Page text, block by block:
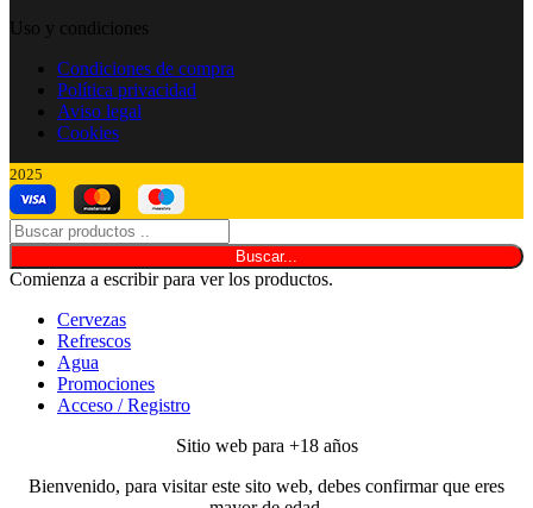
Uso y condiciones
Condiciones de compra
Política privacidad
Aviso legal
Cookies
2025
Buscar...
Comienza a escribir para ver los productos.
Cervezas
Refrescos
Agua
Promociones
Acceso / Registro
Sitio web para +18 años
Bienvenido, para visitar este sito web, debes confirmar que eres